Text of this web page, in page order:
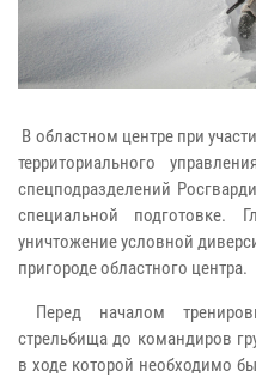
В областном центре при
территориального
спецподразделений
специальной подготовке.
уничтожение условной
пригороде областного центра.
Перед началом
стрельбища до командиров
в ходе которой необходимо